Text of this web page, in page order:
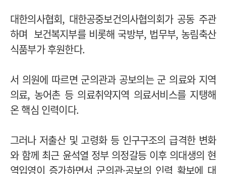
대한의사협회, 대한공중보건의사협의회가 공동 주관
하며 보건복지부를 비롯해 국방부, 법무부, 농림축산
식품부가 후원한다.
서 의원에 따르면 군의관과 공보의는 군 의료와 지역
의료, 농어촌 등 의료취약지역 의료서비스를 지탱해
온 핵심 인력이다.
그러나 저출산 및 고령화 등 인구구조의 급격한 변화
와 함께 최근 윤석열 정부 의정갈등 이후 의대생의 현
역입영이 증가하면서 군의관·공보의 인력 확보에 대